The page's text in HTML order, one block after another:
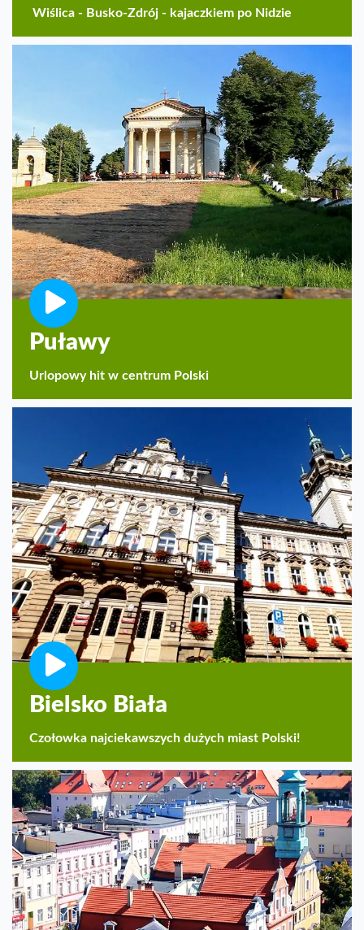
Wiślica - Busko-Zdrój - kajaczkiem po Nidzie
Puławy
Urlopowy hit w centrum Polski
Bielsko Biała
Czołowka najciekawszych dużych miast Polski!